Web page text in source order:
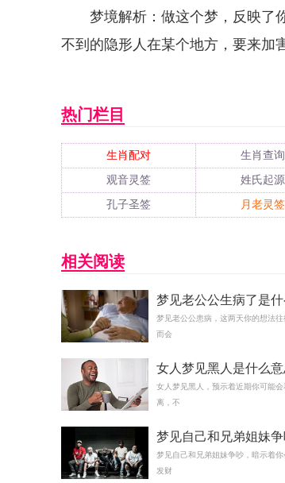
梦境解析：做这个梦，反映了
不到的隐形人在某个地方，要来加
热门栏目
生肖配对 生肖查询
观音灵签 姓氏起源
孔子圣签 月老灵签
相关阅读
梦见老公公生病了是
梦见老公公患病，这两天你的想法
而会
女人梦见黑人是什么意
女人梦见黑人，预示着近期你可能
离，不
梦见自己和兄弟姐妹
梦见自己和兄弟姐妹争吵，暗示着
发财